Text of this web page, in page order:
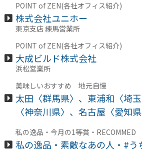
POINT of ZEN(各社オフィス紹介)
株式会社ユニホー
東京支店 練馬営業所
POINT of ZEN(各社オフィス紹介)
大成ビルド株式会社
浜松営業所
美味しいおすすめ 地元自慢
太田〈群馬県〉、東浦和〈埼
〈神奈川県〉、名古屋〈愛知県
私の逸品・今月の1等賞・RECOMMED
私の逸品・素敵なあの人・#う